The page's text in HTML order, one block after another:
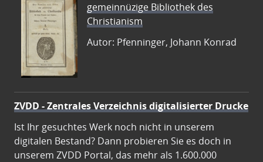
gemeinnüzige Bibliothek des
Christianism
Autor: Pfenninger, Johann Konrad
ZVDD - Zentrales Verzeichnis digitalisierter Drucke
Ist Ihr gesuchtes Werk noch nicht in unserem
digitalen Bestand? Dann probieren Sie es doch in
unserem ZVDD Portal, das mehr als 1.600.000